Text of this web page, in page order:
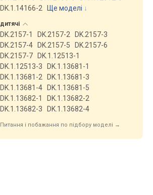
DK.1.14166-2
Ще моделі ↓
дитячі
DK.2157-1 DK.2157-2
DK.2157-3
DK.2157-4
DK.2157-5
DK.2157-6
DK.2157-7
DK.1.12513-1
DK.1.12513-3
DK.1.13681-1
DK.1.13681-2
DK.1.13681-3
DK.1.13681-4
DK.1.13681-5
DK.1.13682-1
DK.1.13682-2
DK.1.13682-3
DK.1.13682-4
Питання і побажання по підбору моделі →